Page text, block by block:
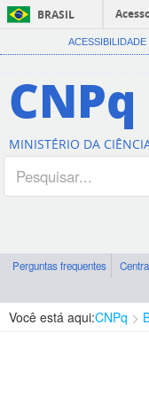
BRASIL
ACESSIBILIDADE
CNPq
MINISTÉRIO DA
Perguntas frequentes
Você está aqui:CNPq